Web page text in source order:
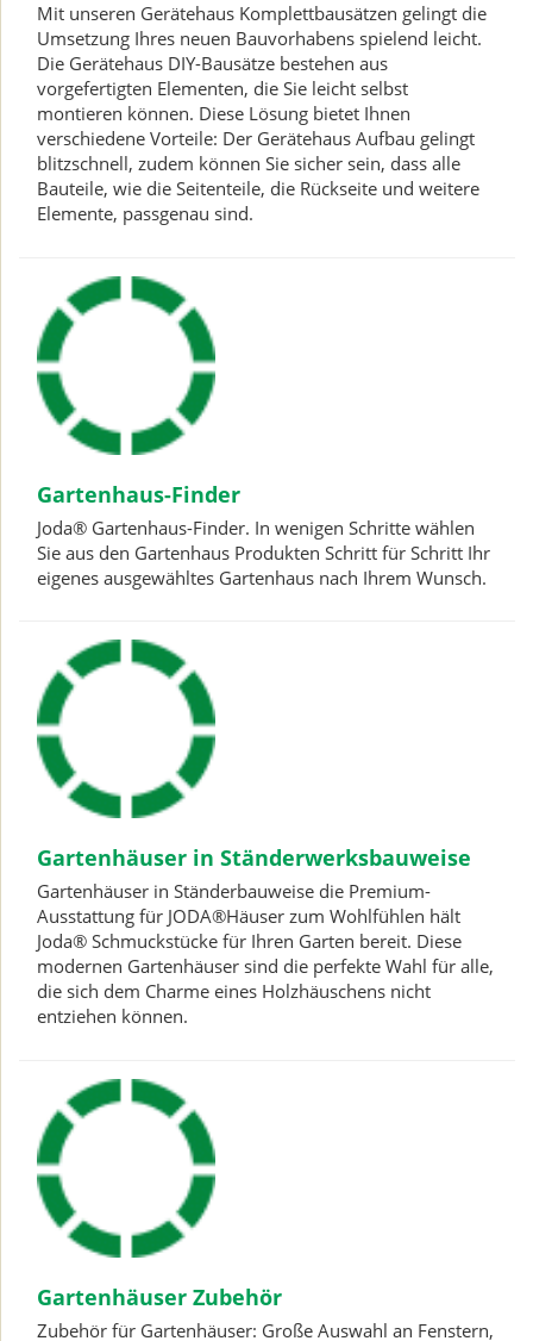
Mit unseren Gerätehaus Komplettbausätzen gelingt die
Umsetzung Ihres neuen Bauvorhabens spielend leicht.
Die Gerätehaus DIY-Bausätze bestehen aus
vorgefertigten Elementen, die Sie leicht selbst
montieren können. Diese Lösung bietet Ihnen
verschiedene Vorteile: Der Gerätehaus Aufbau gelingt
blitzschnell, zudem können Sie sicher sein, dass alle
Bauteile, wie die Seitenteile, die Rückseite und weitere
Elemente, passgenau sind.
Gartenhaus-Finder
Joda® Gartenhaus-Finder. In wenigen Schritte wählen
Sie aus den Gartenhaus Produkten Schritt für Schritt Ihr
eigenes ausgewähltes Gartenhaus nach Ihrem Wunsch.
Gartenhäuser in Ständerwerksbauweise
Gartenhäuser in Ständerbauweise die Premium-
Ausstattung für JODA®Häuser zum Wohlfühlen hält
Joda® Schmuckstücke für Ihren Garten bereit. Diese
modernen Gartenhäuser sind die perfekte Wahl für alle,
die sich dem Charme eines Holzhäuschens nicht
entziehen können.
Gartenhäuser Zubehör
Zubehör für Gartenhäuser: Große Auswahl an Fenstern,